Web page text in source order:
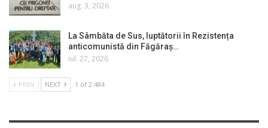
aug. 3, 2026
La Sâmbăta de Sus, luptătorii în Rezistența
anticomunistă din Făgăraș…
iul. 27, 2026
PREV NEXT 1 of 2.484